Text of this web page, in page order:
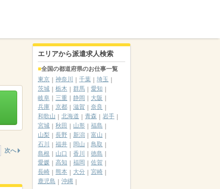
次へ
エリアから派遣求人検索
全国の都道府県のお仕事一覧
東京
神奈川 千葉
埼玉
茨城
栃木 群馬
愛知
岐阜
三重 静岡
大阪
兵庫
京都 滋賀
奈良
和歌山
北海道 青森
岩手
宮城
秋田 山形
福島
山梨
長野 新潟
富山
石川
福井 岡山
鳥取
島根
山口 香川
徳島
愛媛
高知 福岡
佐賀
長崎
熊本 大分
宮崎
鹿児島
沖縄